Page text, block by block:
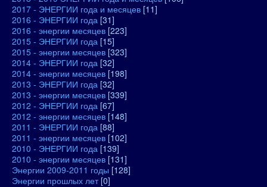
2017 - ЭНЕРГИИ года и месяцев [11]
2016 - ЭНЕРГИИ года [31]
2016 - энергии месяцев [223]
2015 - ЭНЕРГИИ года [15]
2015 - энергии месяцев [323]
2014 - ЭНЕРГИИ года [32]
2014 - энергии месяцев [198]
2013 - ЭНЕРГИИ года [32]
2013 - энергии месяцев [339]
2012 - ЭНЕРГИИ года [67]
2012 - энергии месяцев [148]
2011 - ЭНЕРГИИ года [88]
2011 - энергии месяцев [102]
2010 - ЭНЕРГИИ года [139]
2010 - энергии месяцев [131]
Энергии 2009-2011 годы [128]
Энергии прошлых лет [0]